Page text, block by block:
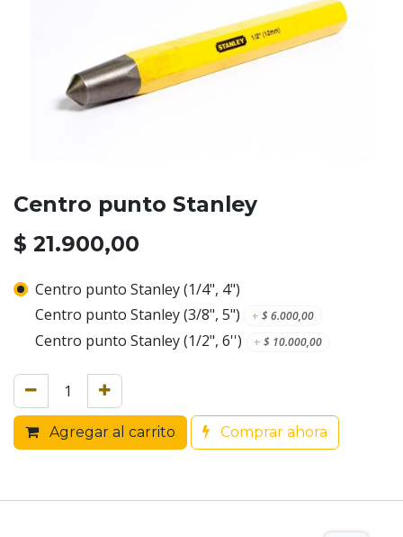
Centro punto Stanley
$ 21.900,00
Centro punto Stanley (1/4", 4")
Centro punto Stanley (3/8", 5")
+ $6.000,00
Centro punto Stanley (1/2", 6'') + $ 10.000,00
Agregar al carrito Comprar ahora